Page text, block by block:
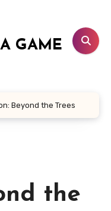
GAME
Beyond the Trees
the